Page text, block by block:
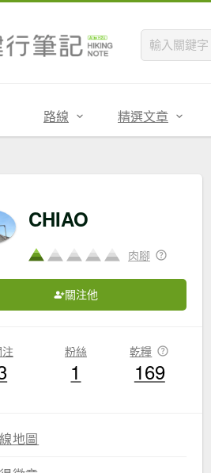
路線 精選文章
CHIAO
肉腳
關注他
粉絲
1
乾糧
169
地圖